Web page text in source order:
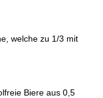
welche zu 1/3 mit
Biere aus 0,5